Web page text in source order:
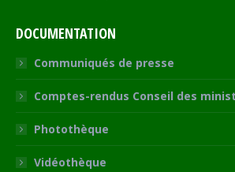
DOCUMENTATION
Communiqués de presse
Comptes-rendus Conseil des
Photothèque
Vidéothèque